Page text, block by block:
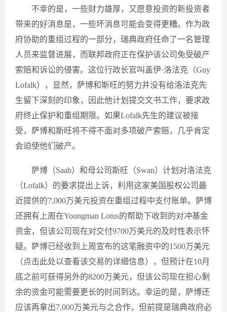
不幸的是，一些财力雄厚，又愿意投资的新投资者
带来的好消息是，一些坏消息可能会变得更糟。作为政
府协助的重组过程的一部分，瑞典政府任命了一名管理
人员来监督进展，而联邦政府正在保护该公司免受破产
索赔和诉讼的侵害。这位行政长官叫盖伊·洛法克（Guy
Lofalk），显然，萨博和斯旺的努力并没有给洛法克先
生留下深刻的印象，因此他计划提交文书工作，要求政
府终止保护和重组期限。如果Lofalk先生的建议被接
受，萨博和斯旺将不得不面对多项破产索赔，几乎肯定
会迫使他们破产。
萨博（Saab）和母公司斯旺（Swan）计划对洛法克
（Lofalk）的要求提出上诉，利用这家美国股权公司最
近提供的7,000万美元投资在重组过程中支付账单。萨博
还拥有上周在Youngman Lotus的帮助下收到的对冲基金
资金，但该公司现在对交付9700万美元的及时性表示怀
疑。萨博已经收到上周宣布的这笔融资中的1500万美元
（点击此处以查看该交易的详细信息），但预计在10月
底之前可获得另外的8200万美元，但该公司现在担心剩
余的资金可能需要更长的时间到达。幸运的是，萨博还
应该再拿出7,000万美元与之合作，但前提是瑞典政府必